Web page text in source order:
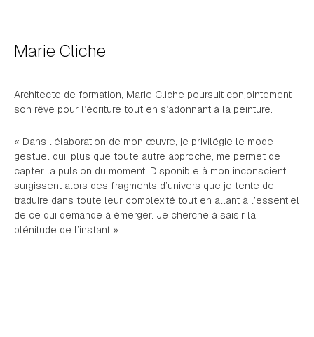
Marie Cliche
Architecte de formation, Marie Cliche poursuit conjointement
son rêve pour l’écriture tout en s’adonnant à la peinture.
« Dans l’élaboration de mon œuvre, je privilégie le mode
gestuel qui, plus que toute autre approche, me permet de
capter la pulsion du moment. Disponible à mon inconscient,
surgissent alors des fragments d’univers que je tente de
traduire dans toute leur complexité tout en allant à l’essentiel
de ce qui demande à émerger. Je cherche à saisir la
plénitude de l’instant ».